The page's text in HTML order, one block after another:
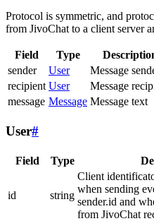
Protocol is symmetric, and
from JivoChat to a client server
Field Type
sender
User
Message
recipient User
Message
message Message Message text
User#
Field Type
id string
Client
when sending
sender.id and
from JivoChat